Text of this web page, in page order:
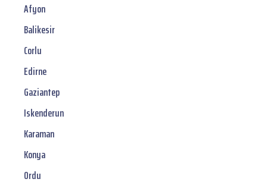
Afyon
Balikesir
Corlu
Edirne
Gaziantep
Iskenderun
Karaman
Konya
Ordu